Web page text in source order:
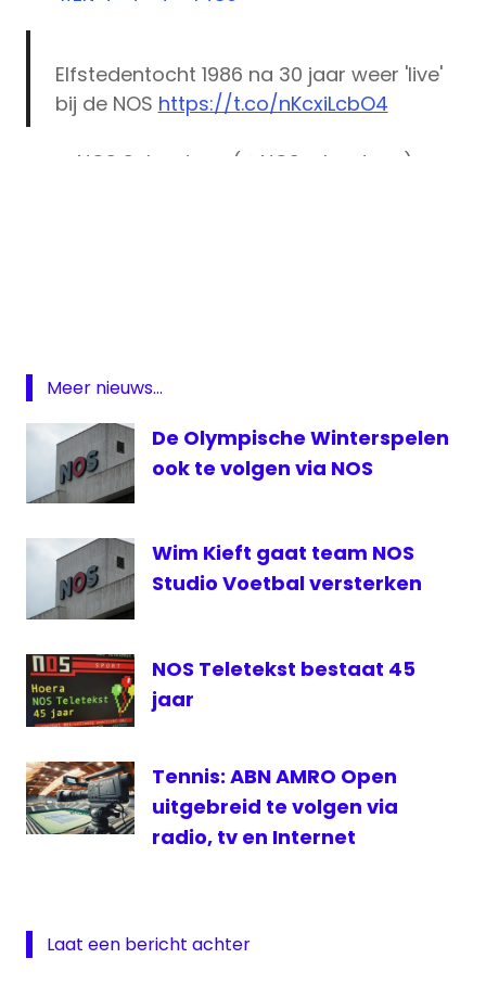
#Elfstedentocht86
— NOS Sport (@NOSsport)February 23,
2016
Elfstedentocht 1986 na 30 jaar weer 'live'
bij de NOS https://t.co/nKcxiLcbO4
— NOS Schaatsen (@NOSschaatsen)
Evert van
NOS
Tocht
der
Meer nieuws...
De Olympische Winterspelen
ook te volgen via NOS
Wim Kieft gaat team NOS
Studio Voetbal versterken
NOS Teletekst bestaat 45
jaar
Tennis: ABN AMRO Open
uitgebreid te volgen via
radio, tv en Internet
Laat een bericht achter